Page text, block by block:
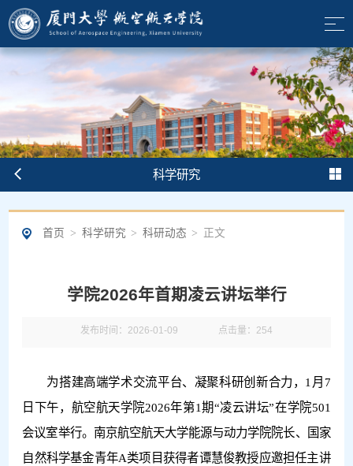
科学研究
首页 > 科学研究 > 科研动态 > 正文
学院2026年首期凌云讲坛举行
发布时间：2026-01-09 点击量： 254
为搭建高端学术交流平台、凝聚科研创新合力，1月7
日下午，航空航天学院2026年第1期“凌云讲坛”在学院501
会议室举行。南京航空航天大学能源与动力学院院长、国家
自然科学基金青年A类项目获得者谭慧俊教授应邀担任主讲